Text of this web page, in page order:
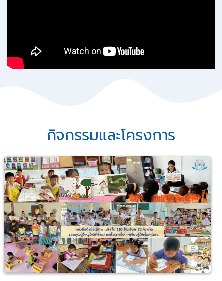
กิจกรรมและโครงการ